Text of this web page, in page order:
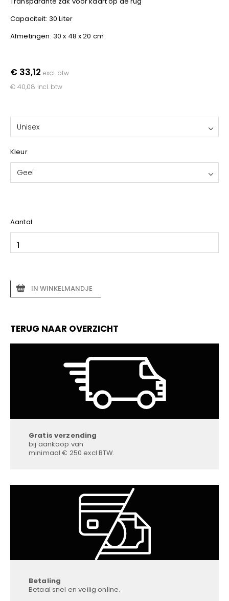
Capaciteit: 30 Liter
Afmetingen: 30 x 48 x 20 cm
€ 33,12 excl. btw
€ 40,08 incl. btw
Unisex
Kleur
Geel
Aantal
IN WINKELMANDJE
TERUG NAAR OVERZICHT
Gratis verzending
bij aankoop van
minimaal € 250 excl BTW.
Betaling
Betaal snel en veilig online.